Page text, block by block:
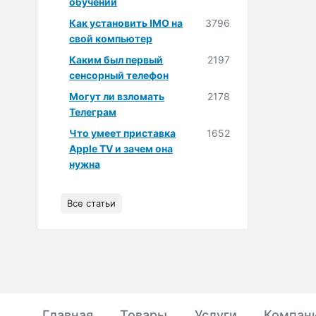
Как установить IMO на
свой компьютер
3796
Каким был первый
сенсорный телефон
2197
Могут ли взломать
Телеграм
2178
Что умеет приставка
Apple TV и зачем она
нужна
1652
Все статьи